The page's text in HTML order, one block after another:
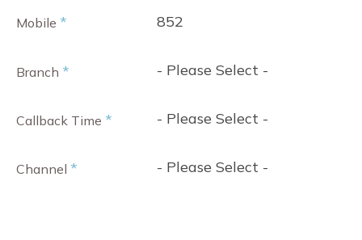
Mobile * 852
Branch * - Please Select -
Callback Time * - Please Select -
Channel * - Please Select -